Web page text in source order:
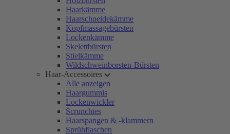
Haarkämme
Haarschneidekämme
Kopfmassagebürsten
Lockenkämme
Skelettbürsten
Stielkämme
Wildschweinborsten-Bürsten
Haar-Accessoires
Alle anzeigen
Haargummis
Lockenwickler
Scrunchies
Haarspangen & -klammern
Sprühflaschen